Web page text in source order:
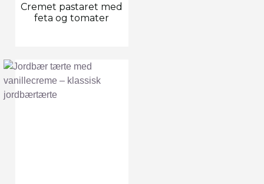
Cremet pastaret med
feta og tomater